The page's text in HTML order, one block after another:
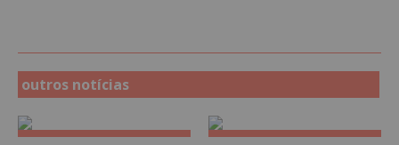
outros notícias